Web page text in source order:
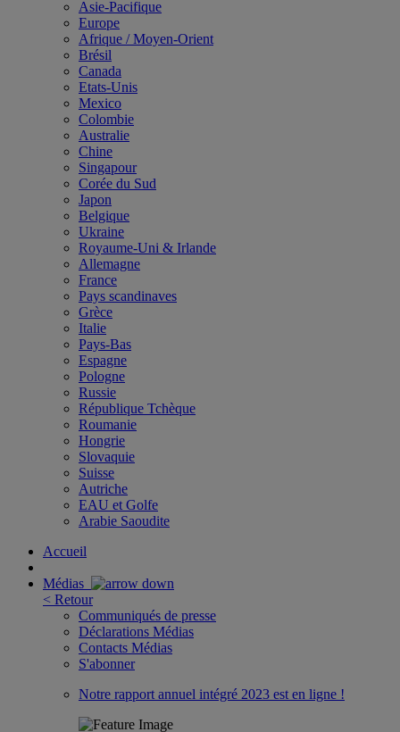
Asie-Pacifique
Europe
Afrique / Moyen-Orient
Brésil
Canada
Etats-Unis
Mexico
Colombie
Australie
Chine
Singapour
Corée du Sud
Japon
Belgique
Ukraine
Royaume-Uni & Irlande
Allemagne
France
Pays scandinaves
Grèce
Italie
Pays-Bas
Espagne
Pologne
Russie
République Tchèque
Roumanie
Hongrie
Slovaquie
Suisse
Autriche
EAU et Golfe
Arabie Saoudite
Accueil
Médias
< Retour
Communiqués de presse
Déclarations Médias
Contacts Médias
S'abonner
Notre rapport annuel intégré 2023 est en ligne !